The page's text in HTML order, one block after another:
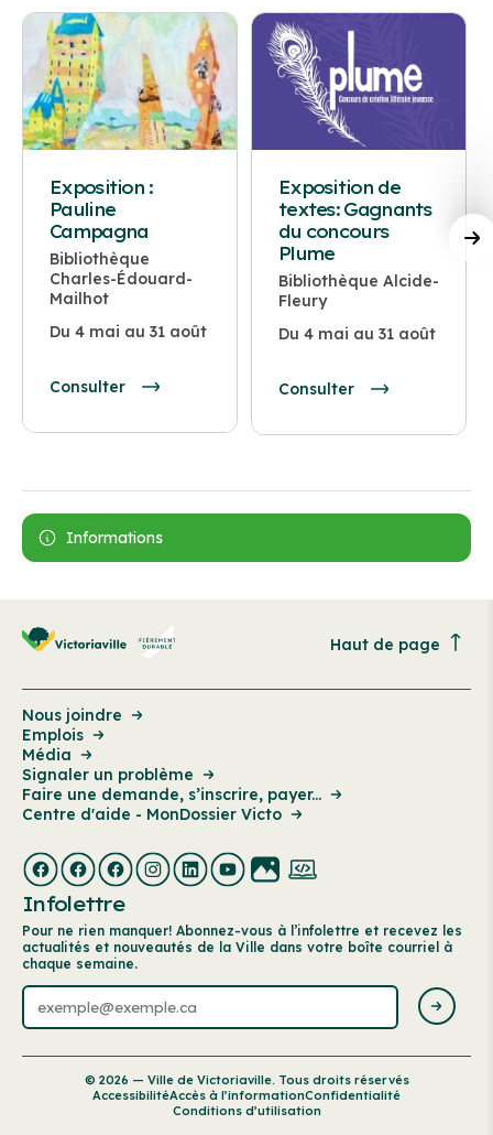
Exposition :
Pauline
Campagna
Bibliothèque
Charles-Édouard-
Mailhot
Du 4 mai au 31 août
Consulter
Exposition de
textes: Gagnants
du concours
Plume
Bibliothèque Alcide-
Fleury
Du 4 mai au 31 août
Consulter
Informations
Haut de page
Nous joindre
Emplois
Média
Signaler un problème
Faire une demande, s’inscrire, payer...
Centre d'aide - MonDossier Victo
Infolettre
Pour ne rien manquer! Abonnez-vous à l’infolettre et recevez les
actualités et nouveautés de la Ville dans votre boîte courriel à
chaque semaine.
© 2026 — Ville de Victoriaville. Tous droits réservés
AccessibilitéAccès à l’informationConfidentialité
Conditions d’utilisation